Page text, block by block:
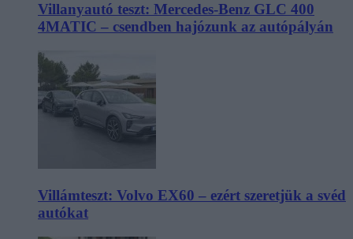
Villanyautó teszt: Mercedes-Benz GLC 400
4MATIC – csendben hajózunk az autópályán
Villámteszt: Volvo EX60 – ezért szeretjük a svéd
autókat